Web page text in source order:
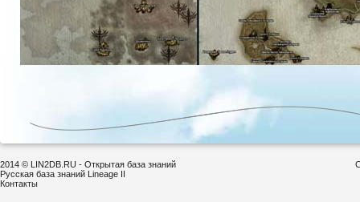
2014 © LIN2DB.RU - Открытая база знаний
Русская база знаний Lineage II
Контакты